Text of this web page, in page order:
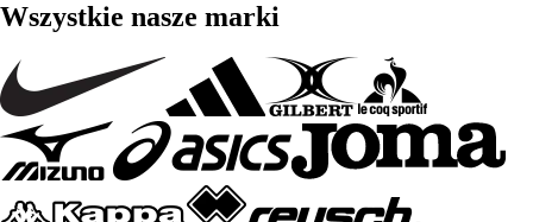
Wszystkie nasze marki